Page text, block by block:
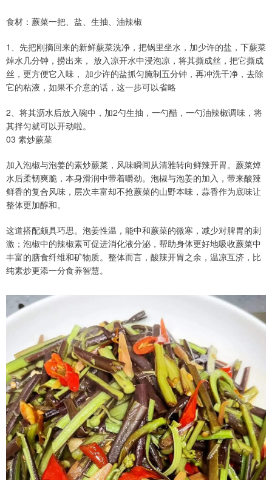
食材：蕨菜一把、盐、生抽、油辣椒
1、先把刚摘回来的新鲜蕨菜洗净，把锅里坐水，加少许的盐，下蕨菜
焯水几分钟，捞出来， 放入凉开水中浸泡凉，将其撕成丝，把它撕成
丝，更方便它入味， 加少许的盐抓匀腌制五分钟，再冲洗干净，去除
它的粘液，如果不介意的话，这一步可以省略
2、将其沥水后放入碗中，加2勺生抽，一勺醋，一勺油辣椒调味，将
其拌匀就可以开动啦。
03 素炒蕨菜
加入泡椒与泡姜的素炒蕨菜，风味瞬间从清雅转向鲜辣开胃。蕨菜焯
水后柔韧爽脆，本身滑润中带着嚼劲。泡椒与泡姜的加入，带来酸辣
鲜香的复合风味，层次丰富却不抢蕨菜的山野本味，蒜香作为底味让
整体更加醇和。
这道搭配颇具巧思。泡姜性温，能中和蕨菜的微寒，减少对脾胃的刺
激；泡椒中的辣椒素可促进消化液分泌，帮助身体更好地吸收蕨菜中
丰富的膳食纤维和矿物质。整体而言，酸辣开胃之余，温凉互济，比
纯素炒更添一分食养智慧。